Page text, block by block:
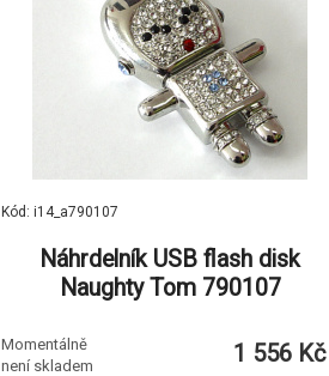
Kód: i14_a790107
Náhrdelník USB flash disk
Naughty Tom 790107
Momentálně
není skladem
1 556 Kč